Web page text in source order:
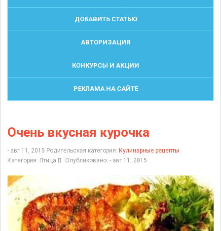
ДОБАВИТЬ СТАТЬЮ
АВТОРИЗАЦИЯ
КОНКУРСЫ И АКЦИИ
РЕКЛАМА НА САЙТЕ
Очень вкусная курочка
- авг 11, 2015 Родительская категория: Кулинарные рецепты
Категория: Птица Опубликовано: - авг 11, 2015